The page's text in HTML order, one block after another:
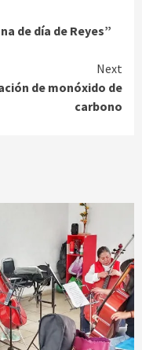
de día de Reyes”
Next
de monóxido de
carbono